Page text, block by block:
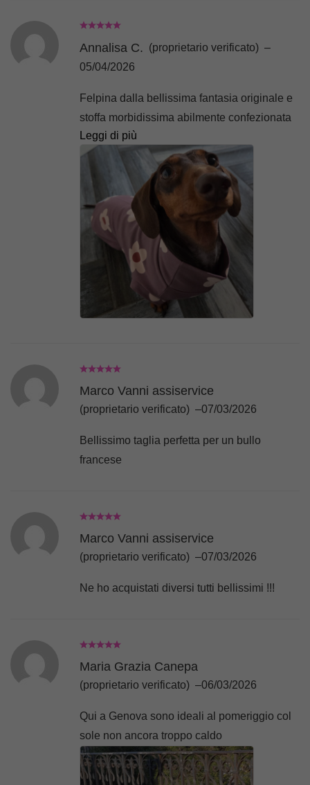
Annalisa C. (proprietario verificato) –
05/04/2026
Felpina dalla bellissima fantasia originale e
stoffa morbidissima abilmente confezionata
a pennello per la mia bassottina Isotta,
sicuramente proveremo i pile invernali
perché la vestibilità è davvero comoda e
confortevole!! Spedizione veloce e precisa,
grazie!!!
Leggi di più
Marco Vanni assiservice
(proprietario verificato) –07/03/2026
Bellissimo taglia perfetta per un bullo
francese
Marco Vanni assiservice
(proprietario verificato) –07/03/2026
Ne ho acquistati diversi tutti bellissimi !!!
Maria Grazia Canepa
(proprietario verificato) –06/03/2026
Qui a Genova sono ideali al pomeriggio col
sole non ancora troppo caldo